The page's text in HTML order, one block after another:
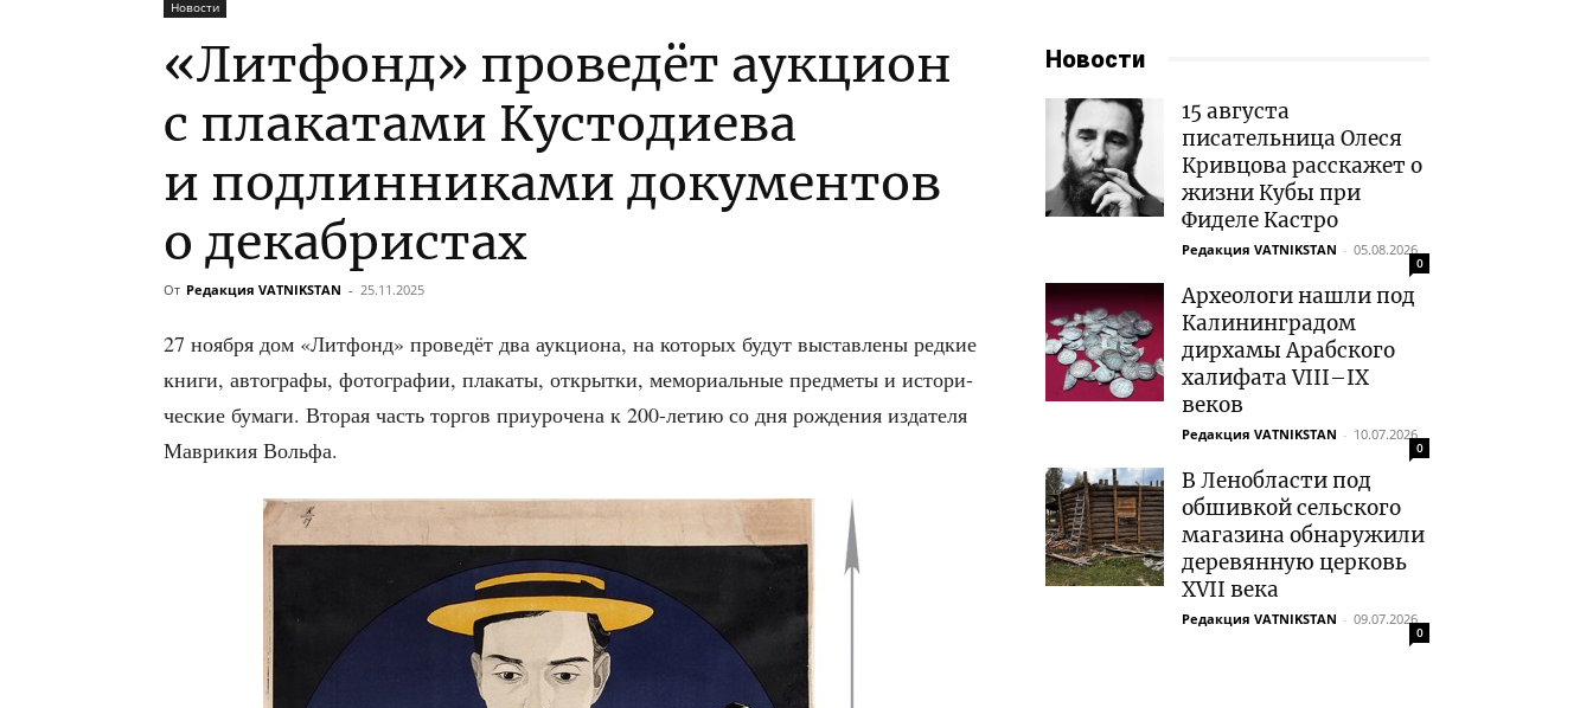
Новости
«Литфонд» проведёт аукцион
с плакатами Кустодиева
и подлинниками документов
о декабристах
От Редакция VATNIKSTAN - 25.11.2025
27 нояб­ря дом «Лит­фонд» про­ве­дёт два аук­ци­о­на, на кото­рых будут выстав­ле­ны ред­кие
кни­ги, авто­гра­фы, фото­гра­фии, пла­ка­ты, открыт­ки, мемо­ри­аль­ные пред­ме­ты и исто­ри­
че­ские бума­ги. Вто­рая часть тор­гов при­уро­че­на к 200-летию со дня рож­де­ния изда­те­ля
Мав­ри­кия Вольфа.
Новости
15 августа
писательница Олеся
Кривцова расскажет о
жизни Кубы при
Фиделе Кастро
Редакция VATNIKSTAN - 05.08.2026
0
Археологи нашли под
Калининградом
дирхамы Арабского
халифата VIII–IX
веков
Редакция VATNIKSTAN - 10.07.2026
0
В Ленобласти под
обшивкой сельского
магазина обнаружили
деревянную церковь
XVII века
Редакция VATNIKSTAN - 09.07.2026
0